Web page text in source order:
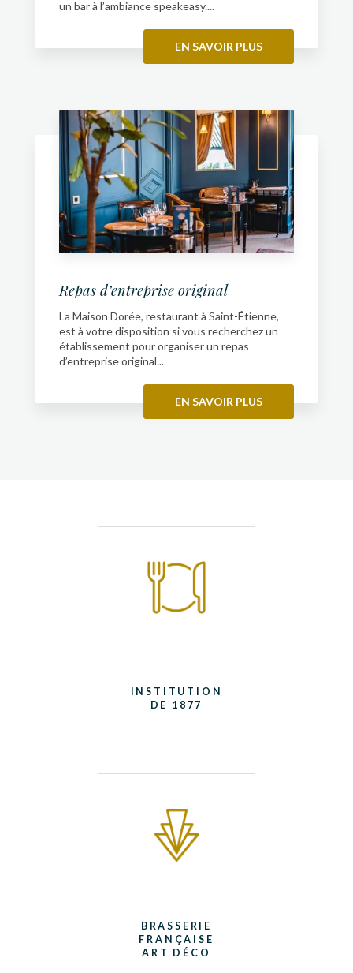
un bar à l’ambiance speakeasy....
EN SAVOIR PLUS
Repas d’entreprise original
La Maison Dorée, restaurant à Saint-Étienne,
est à votre disposition si vous recherchez un
établissement pour organiser un repas
d’entreprise original...
EN SAVOIR PLUS
INSTITUTION
DE 1877
BRASSERIE
FRANÇAISE
ART DÉCO